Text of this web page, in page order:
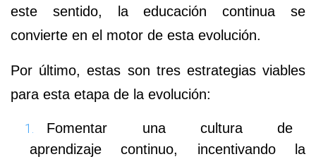
este sentido, la educación continua se
convierte en el motor de esta evolución.
Por último, estas son tres estrategias viables
para esta etapa de la evolución:
Fomentar una cultura de
aprendizaje continuo, incentivando la